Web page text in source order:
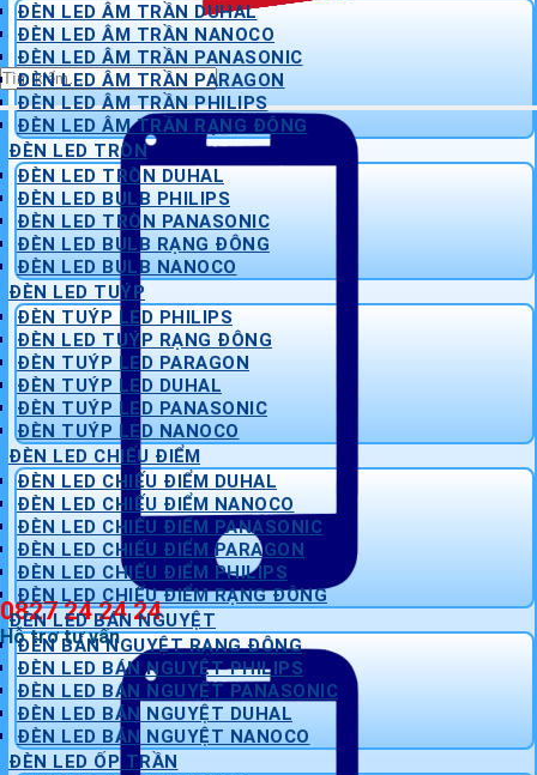
Tìm
kiếm:
0827 24 24 24
Hỗ trợ tư vấn
ĐÈN LED ÂM TRẦN DUHAL
ĐÈN LED ÂM TRẦN NANOCO
ĐÈN LED ÂM TRẦN PANASONIC
ĐÈN LED ÂM TRẦN PARAGON
ĐÈN LED ÂM TRẦN PHILIPS
ĐÈN LED ÂM TRẦN RẠNG ĐÔNG
ĐÈN LED TRÒN
ĐÈN LED TRÒN DUHAL
ĐÈN LED BULB PHILIPS
ĐÈN LED TRÒN PANASONIC
ĐÈN LED BULB RẠNG ĐÔNG
ĐÈN LED BULB NANOCO
ĐÈN LED TUÝP
ĐÈN TUÝP LED PHILIPS
ĐÈN LED TUÝP RẠNG ĐÔNG
ĐÈN TUÝP LED PARAGON
ĐÈN TUÝP LED DUHAL
ĐÈN TUÝP LED PANASONIC
ĐÈN TUÝP LED NANOCO
ĐÈN LED CHIẾU ĐIỂM
ĐÈN LED CHIẾU ĐIỂM DUHAL
ĐÈN LED CHIẾU ĐIỂM NANOCO
ĐÈN LED CHIẾU ĐIỂM PANASONIC
ĐÈN LED CHIẾU ĐIỂM PARAGON
ĐÈN LED CHIẾU ĐIỂM PHILIPS
ĐÈN LED CHIẾU ĐIỂM RẠNG ĐÔNG
ĐÈN LED BÁN NGUYỆT
ĐÈN BÁN NGUYỆT RẠNG ĐÔNG
ĐÈN LED BÁN NGUYỆT PHILIPS
ĐÈN LED BÁN NGUYỆT PANASONIC
ĐÈN LED BÁN NGUYỆT DUHAL
ĐÈN LED BÁN NGUYỆT NANOCO
ĐÈN LED ỐP TRẦN